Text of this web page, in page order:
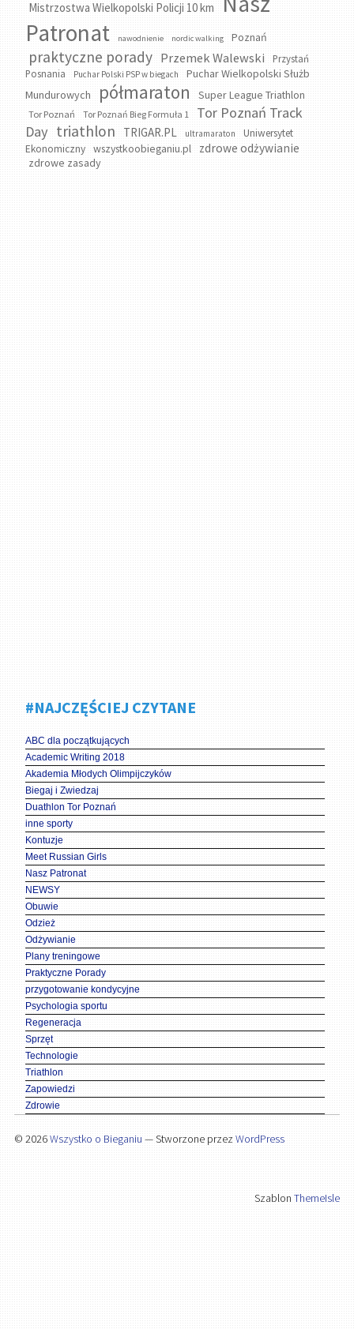
Mistrzostwa Wielkopolski Policji 10 km
Patronat
nawodnienie nordic walking Poznań
praktyczne porady Przemek Walewski
Przystań
Posnania
Puchar Polski PSP w biegach
Puchar Wielkopolski Służb
Mundurowych
półmaraton Super League Triathlon
Tor Poznań Tor Poznań Bieg Formuła 1
Tor Poznań Track
Day triathlon TRIGAR.PL ultramaraton
Uniwersytet
Ekonomiczny
wszystkoobieganiu.pl zdrowe odżywianie
zdrowe zasady
#NAJCZĘŚCIEJ CZYTANE
ABC dla początkujących
Academic Writing 2018
Akademia Młodych Olimpijczyków
Biegaj i Zwiedzaj
Duathlon Tor Poznań
inne sporty
Kontuzje
Meet Russian Girls
Nasz Patronat
NEWSY
Obuwie
Odzież
Odżywianie
Plany treningowe
Praktyczne Porady
przygotowanie kondycyjne
Psychologia sportu
Regeneracja
Sprzęt
Technologie
Triathlon
Zapowiedzi
Zdrowie
© 2026Wszystko o Bieganiu — Stworzone przez WordPress
SzablonThemeIsle